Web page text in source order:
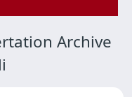
Archive